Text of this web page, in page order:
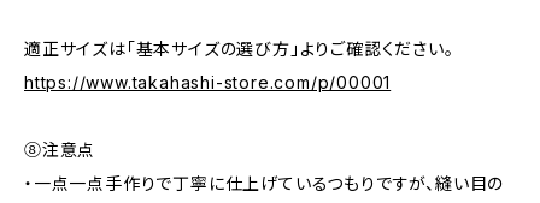
適正サイズは「基本サイズの選び方」よりご確認ください。
https://www.takahashi-store.com/p/00001
⑧注意点
・一点一点手作りで丁寧に仕上げているつもりですが、縫い目の